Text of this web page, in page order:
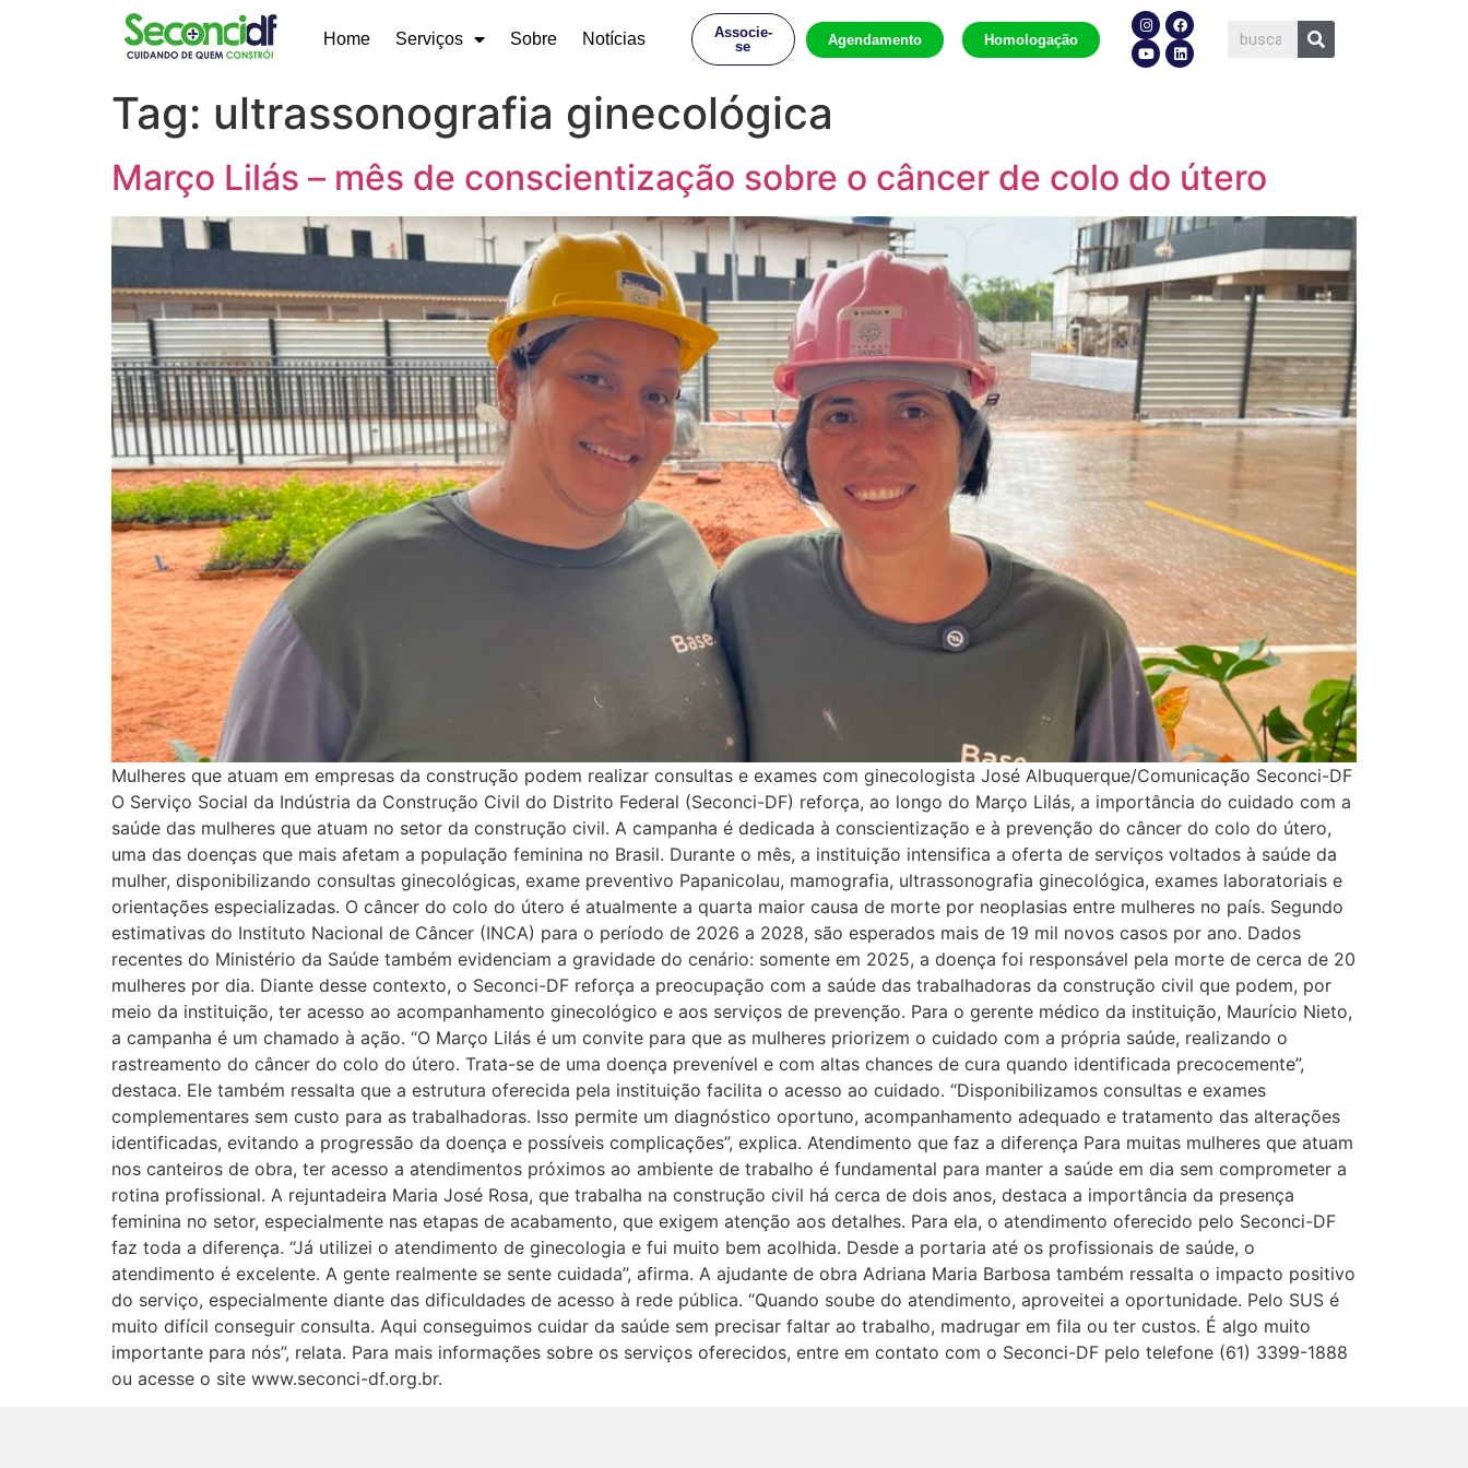
Home Serviços Sobre Notícias
Associe-
se
Agendamento Homologação
Tag: ultrassonografia ginecológica
Março Lilás – mês de conscientização sobre o câncer de colo do útero
Mulheres que atuam em empresas da construção podem realizar consultas e exames com ginecologista José Albuquerque/Comunicação Seconci-DF
O Serviço Social da Indústria da Construção Civil do Distrito Federal (Seconci-DF) reforça, ao longo do Março Lilás, a importância do cuidado com a
saúde das mulheres que atuam no setor da construção civil. A campanha é dedicada à conscientização e à prevenção do câncer do colo do útero,
uma das doenças que mais afetam a população feminina no Brasil. Durante o mês, a instituição intensifica a oferta de serviços voltados à saúde da
mulher, disponibilizando consultas ginecológicas, exame preventivo Papanicolau, mamografia, ultrassonografia ginecológica, exames laboratoriais e
orientações especializadas. O câncer do colo do útero é atualmente a quarta maior causa de morte por neoplasias entre mulheres no país. Segundo
estimativas do Instituto Nacional de Câncer (INCA) para o período de 2026 a 2028, são esperados mais de 19 mil novos casos por ano. Dados
recentes do Ministério da Saúde também evidenciam a gravidade do cenário: somente em 2025, a doença foi responsável pela morte de cerca de 20
mulheres por dia. Diante desse contexto, o Seconci-DF reforça a preocupação com a saúde das trabalhadoras da construção civil que podem, por
meio da instituição, ter acesso ao acompanhamento ginecológico e aos serviços de prevenção. Para o gerente médico da instituição, Maurício Nieto,
a campanha é um chamado à ação. “O Março Lilás é um convite para que as mulheres priorizem o cuidado com a própria saúde, realizando o
rastreamento do câncer do colo do útero. Trata-se de uma doença prevenível e com altas chances de cura quando identificada precocemente”,
destaca. Ele também ressalta que a estrutura oferecida pela instituição facilita o acesso ao cuidado. “Disponibilizamos consultas e exames
complementares sem custo para as trabalhadoras. Isso permite um diagnóstico oportuno, acompanhamento adequado e tratamento das alterações
identificadas, evitando a progressão da doença e possíveis complicações”, explica. Atendimento que faz a diferença Para muitas mulheres que atuam
nos canteiros de obra, ter acesso a atendimentos próximos ao ambiente de trabalho é fundamental para manter a saúde em dia sem comprometer a
rotina profissional. A rejuntadeira Maria José Rosa, que trabalha na construção civil há cerca de dois anos, destaca a importância da presença
feminina no setor, especialmente nas etapas de acabamento, que exigem atenção aos detalhes. Para ela, o atendimento oferecido pelo Seconci-DF
faz toda a diferença. “Já utilizei o atendimento de ginecologia e fui muito bem acolhida. Desde a portaria até os profissionais de saúde, o
atendimento é excelente. A gente realmente se sente cuidada”, afirma. A ajudante de obra Adriana Maria Barbosa também ressalta o impacto positivo
do serviço, especialmente diante das dificuldades de acesso à rede pública. “Quando soube do atendimento, aproveitei a oportunidade. Pelo SUS é
muito difícil conseguir consulta. Aqui conseguimos cuidar da saúde sem precisar faltar ao trabalho, madrugar em fila ou ter custos. É algo muito
importante para nós”, relata. Para mais informações sobre os serviços oferecidos, entre em contato com o Seconci-DF pelo telefone (61) 3399-1888
ou acesse o site www.seconci-df.org.br.